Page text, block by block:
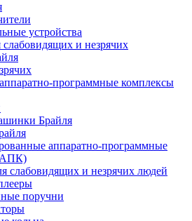
устройства
и незрячих
программные комплексы
Брайля
аппаратно-программные
слабовидящих и незрячих людей
поручни